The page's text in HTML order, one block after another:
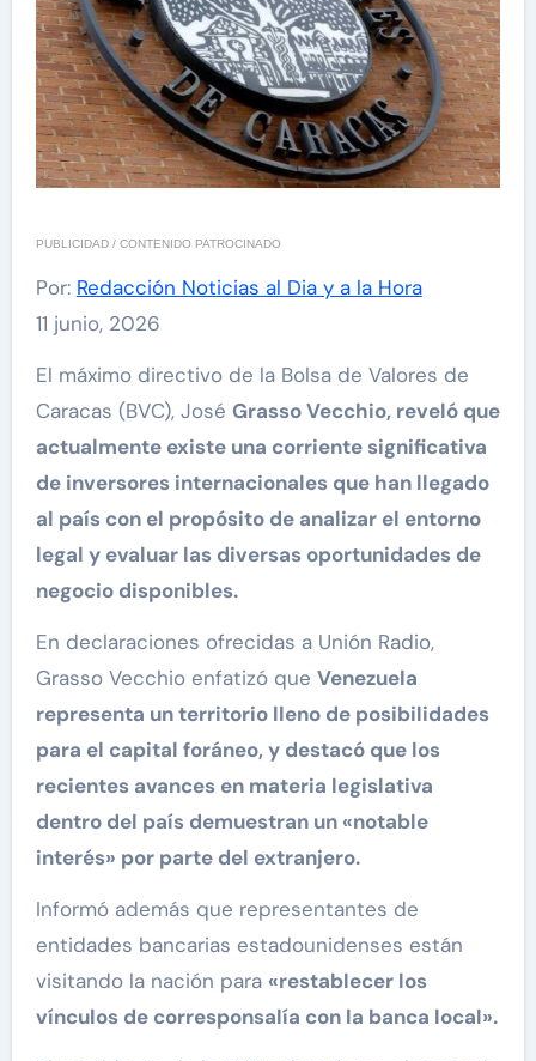
PUBLICIDAD / CONTENIDO PATROCINADO
Por: Redacción Noticias al Dia y a la Hora
11 junio, 2026
El máximo directivo de la Bolsa de Valores de
Caracas (BVC), José Grasso Vecchio, reveló que
actualmente existe una corriente significativa
de inversores internacionales que han llegado
al país con el propósito de analizar el entorno
legal y evaluar las diversas oportunidades de
negocio disponibles.
En declaraciones ofrecidas a Unión Radio,
Grasso Vecchio enfatizó que Venezuela
representa un territorio lleno de posibilidades
para el capital foráneo, y destacó que los
recientes avances en materia legislativa
dentro del país demuestran un «notable
interés» por parte del extranjero.
Informó además que representantes de
entidades bancarias estadounidenses están
visitando la nación para «restablecer los
vínculos de corresponsalía con la banca local».